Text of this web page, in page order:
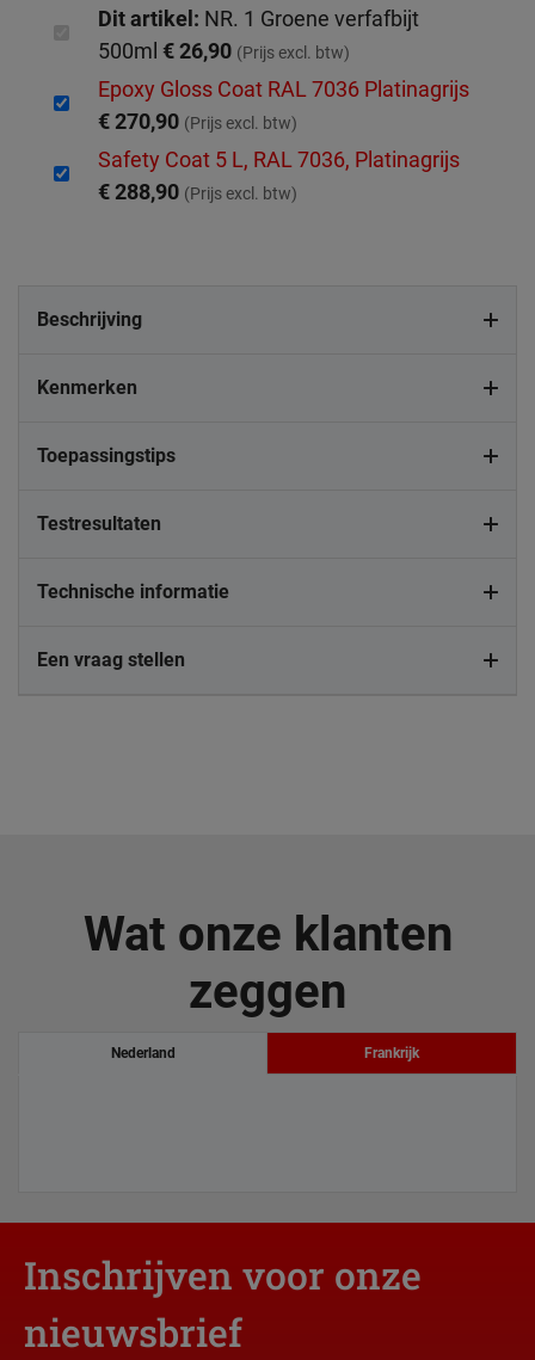
Dit artikel: NR. 1 Groene verfafbijt
500ml € 26,90 (Prijs excl. btw)
Epoxy Gloss Coat RAL 7036 Platinagrijs
€ 270,90 (Prijs excl. btw)
Safety Coat 5 L, RAL 7036, Platinagrijs
€ 288,90 (Prijs excl. btw)
Beschrijving
Kenmerken
Toepassingstips
Testresultaten
Technische informatie
Een vraag stellen
Wat onze klanten
zeggen
Nederland Frankrijk
Inschrijven voor onze
nieuwsbrief